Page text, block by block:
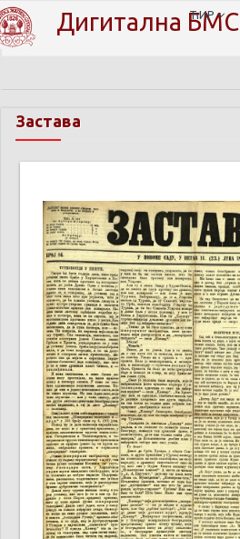
Дигитална БМС
ЋИР
Застава